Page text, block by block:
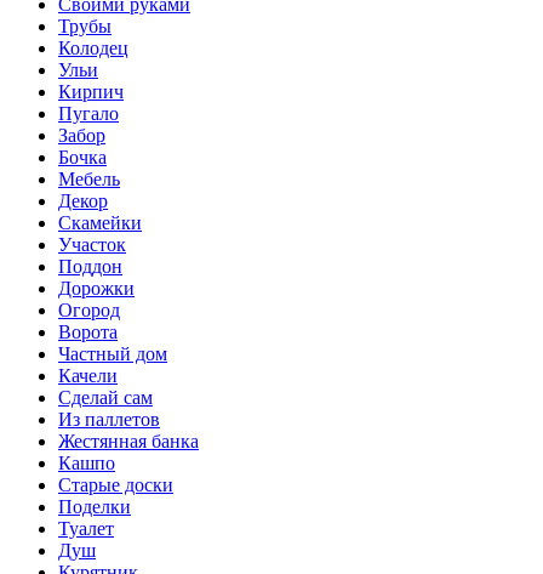
Своими руками
Трубы
Колодец
Ульи
Кирпич
Пугало
Забор
Бочка
Мебель
Декор
Скамейки
Участок
Поддон
Дорожки
Огород
Ворота
Частный дом
Качели
Сделай сам
Из паллетов
Жестянная банка
Кашпо
Старые доски
Поделки
Туалет
Душ